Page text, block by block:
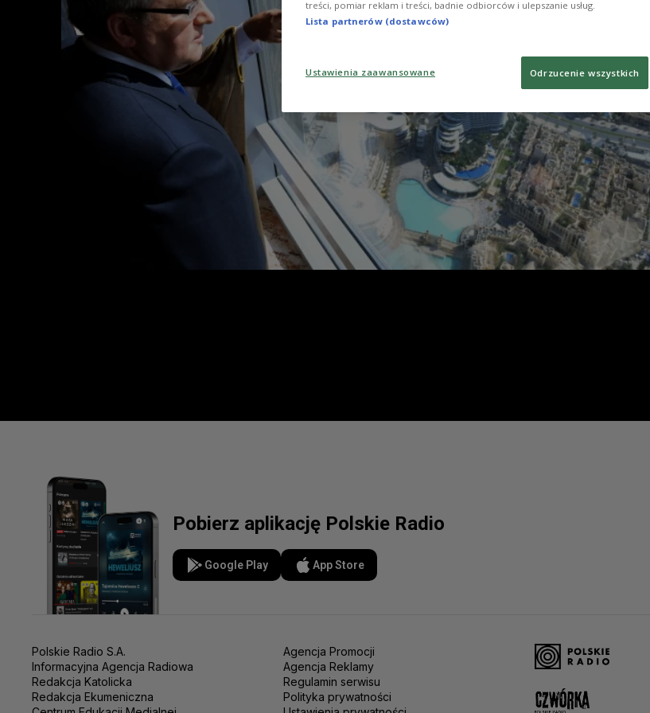
Pobierz aplikację Polskie Radio
Google Play App Store
Polskie Radio S.A.
Informacyjna Agencja Radiowa
Redakcja Katolicka
Redakcja Ekumeniczna
Agencja Promocji
Agencja Reklamy
Regulamin serwisu
Polityka prywatności
treści, pomiar reklam i treści, badnie odbiorców i ulepszanie usług.
Lista partnerów (dostawców)
Ustawienia zaawansowane Odrzucenie wszystkich